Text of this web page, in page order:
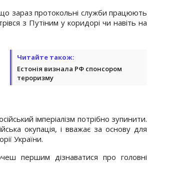
зараз протокольні служби працюють
з Путіним у коридорі чи навіть на
Читайте також:
Естонія визнала РФ спонсором
тероризму
імперіалізм потрібно зупинити.
окупація, і вважає за основу для
України.
першим дізнаватися про головні